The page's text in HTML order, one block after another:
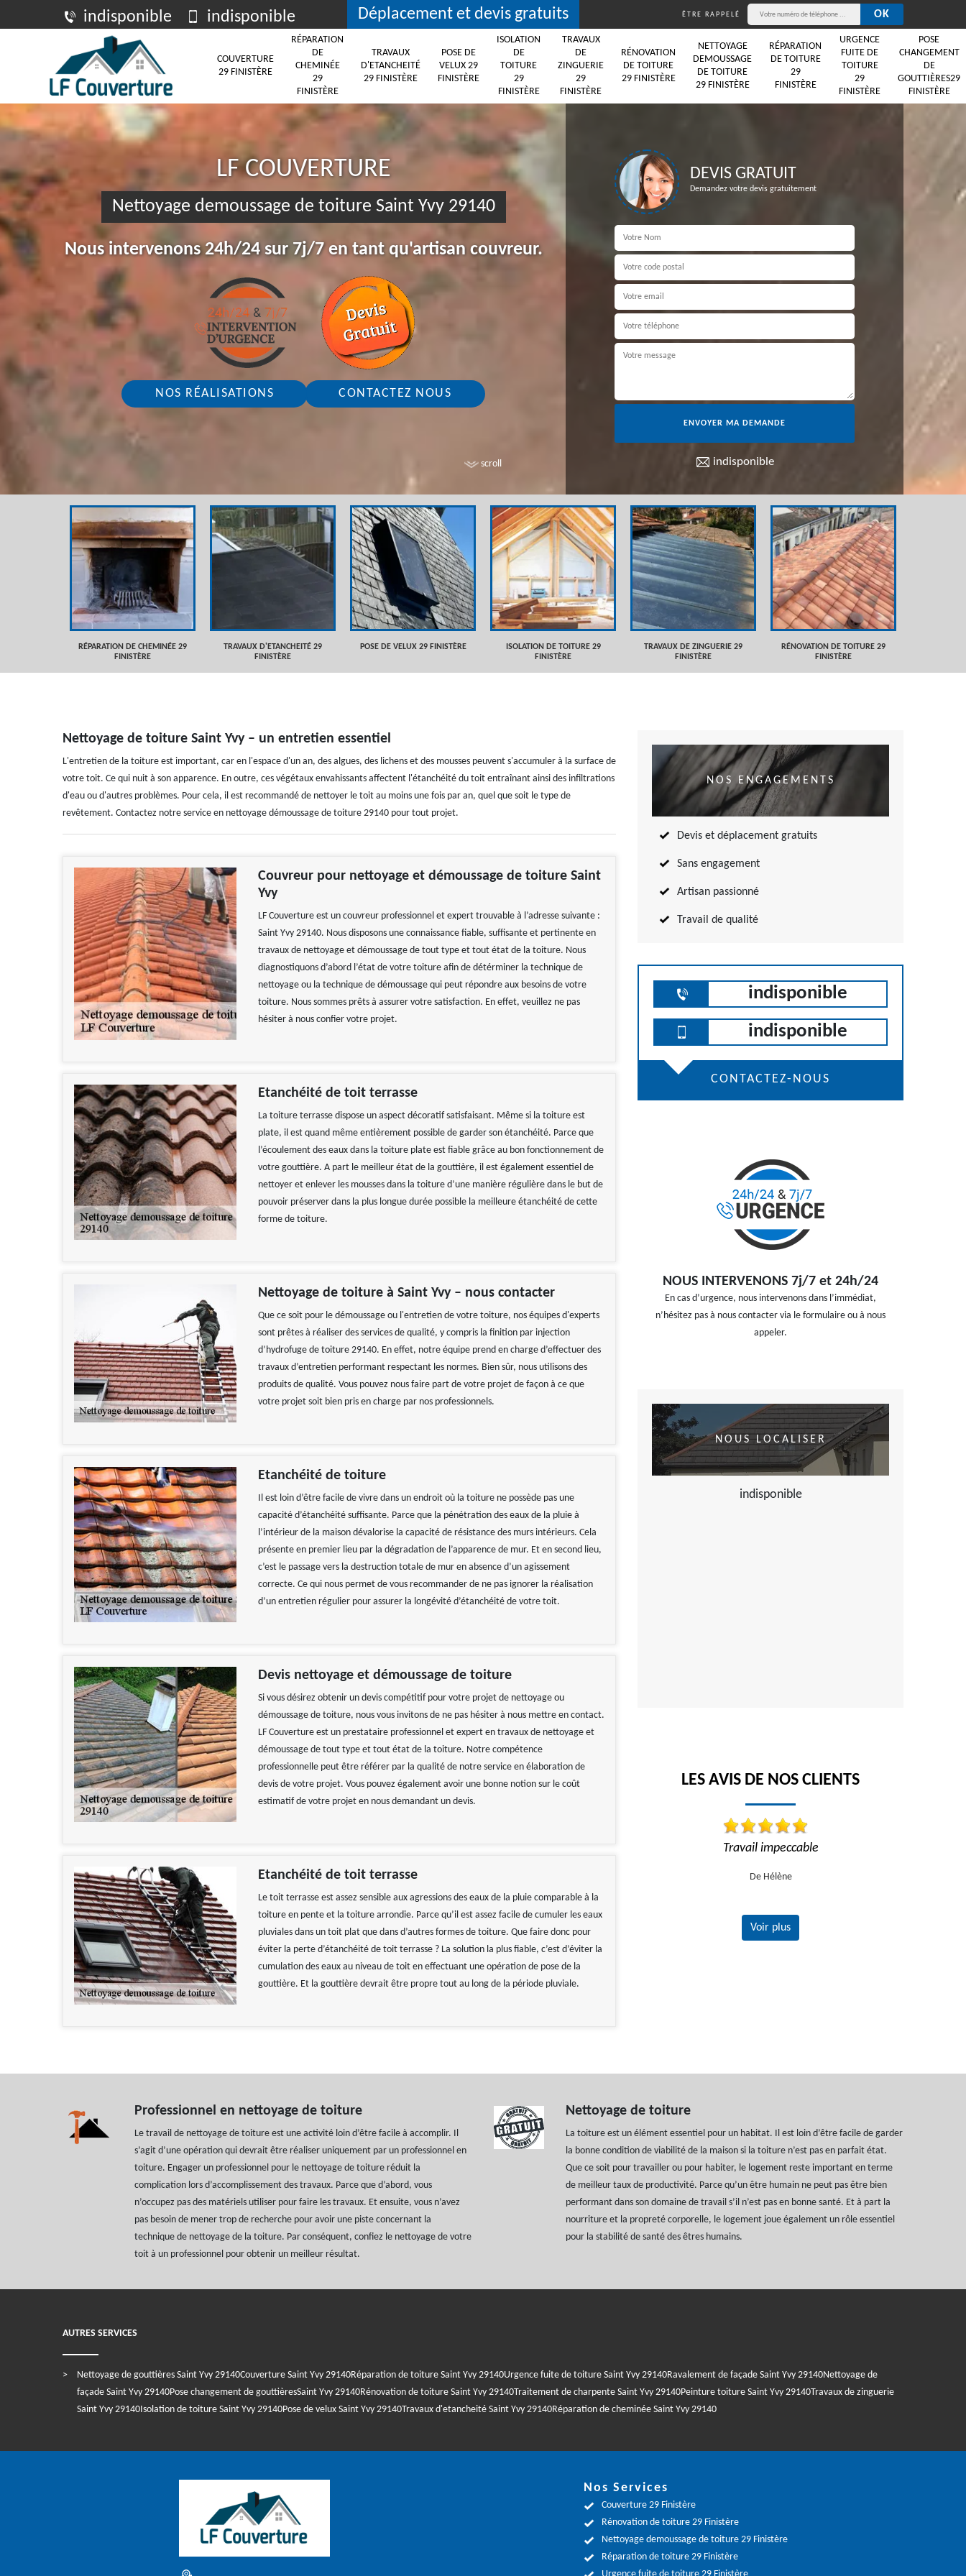
indisponible indisponible Déplacement et devis gratuits ÊTRE RAPPELÉ
COUVERTURE
29 FINISTÈRE
RÉPARATION
DE
CHEMINÉE
29
FINISTÈRE
TRAVAUX
D'ETANCHEITÉ
29 FINISTÈRE
POSE DE
VELUX 29
FINISTÈRE
ISOLATION
DE
TOITURE
29
FINISTÈRE
TRAVAUX
DE
ZINGUERIE
29
FINISTÈRE
RÉNOVATION
DE TOITURE
29 FINISTÈRE
NETTOYAGE
DEMOUSSAGE
DE TOITURE
29 FINISTÈRE
RÉPARATION
DE TOITURE
29
FINISTÈRE
URGENCE
FUITE DE
TOITURE
29
FINISTÈRE
POSE
CHANGEMENT
DE
GOUTTIÈRES29
FINISTÈRE
scroll
LF COUVERTURE
Nettoyage demoussage de toiture Saint Yvy 29140
Nous intervenons 24h/24 sur 7j/7 en tant qu'artisan couvreur.
NOS RÉALISATIONS CONTACTEZ NOUS
DEVIS GRATUIT
Demandez votre devis gratuitement
indisponible
RÉPARATION DE CHEMINÉE 29
FINISTÈRE
TRAVAUX D'ETANCHEITÉ 29
FINISTÈRE
POSE DE VELUX 29 FINISTÈRE
ISOLATION DE TOITURE 29
FINISTÈRE
TRAVAUX DE ZINGUERIE 29
FINISTÈRE
RÉNOVATION DE TOITURE 29
FINISTÈRE
Nettoyage de toiture Saint Yvy – un entretien essentiel
L'entretien de la toiture est important, car en l'espace d'un an, des algues, des lichens et des mousses peuvent s'accumuler à la surface de
votre toit. Ce qui nuit à son apparence. En outre, ces végétaux envahissants affectent l'étanchéité du toit entraînant ainsi des infiltrations
d'eau ou d'autres problèmes. Pour cela, il est recommandé de nettoyer le toit au moins une fois par an, quel que soit le type de
revêtement. Contactez notre service en nettoyage démoussage de toiture 29140 pour tout projet.
Couvreur pour nettoyage et démoussage de toiture Saint
Yvy
LF Couverture est un couvreur professionnel et expert trouvable à l’adresse suivante :
Saint Yvy 29140. Nous disposons une connaissance fiable, suffisante et pertinente en
travaux de nettoyage et démoussage de tout type et tout état de la toiture. Nous
diagnostiquons d’abord l’état de votre toiture afin de détérminer la technique de
nettoyage ou la technique de démoussage qui peut répondre aux besoins de votre
toiture. Nous sommes prêts à assurer votre satisfaction. En effet, veuillez ne pas
hésiter à nous confier votre projet.
Etanchéité de toit terrasse
La toiture terrasse dispose un aspect décoratif satisfaisant. Même si la toiture est
plate, il est quand même entièrement possible de garder son étanchéité. Parce que
l’écoulement des eaux dans la toiture plate est fiable grâce au bon fonctionnement de
votre gouttière. A part le meilleur état de la gouttière, il est également essentiel de
nettoyer et enlever les mousses dans la toiture d’une manière régulière dans le but de
pouvoir préserver dans la plus longue durée possible la meilleure étanchéité de cette
forme de toiture.
Nettoyage de toiture à Saint Yvy – nous contacter
Que ce soit pour le démoussage ou l'entretien de votre toiture, nos équipes d'experts
sont prêtes à réaliser des services de qualité, y compris la finition par injection
d’hydrofuge de toiture 29140. En effet, notre équipe prend en charge d’effectuer des
travaux d’entretien performant respectant les normes. Bien sûr, nous utilisons des
produits de qualité. Vous pouvez nous faire part de votre projet de façon à ce que
votre projet soit bien pris en charge par nos professionnels.
Etanchéité de toiture
Il est loin d’être facile de vivre dans un endroit où la toiture ne possède pas une
capacité d’étanchéité suffisante. Parce que la pénétration des eaux de la pluie à
l’intérieur de la maison dévalorise la capacité de résistance des murs intérieurs. Cela
présente en premier lieu par la dégradation de l’apparence de mur. Et en second lieu,
c’est le passage vers la destruction totale de mur en absence d’un agissement
correcte. Ce qui nous permet de vous recommander de ne pas ignorer la réalisation
d’un entretien régulier pour assurer la longévité d’étanchéité de votre toit.
Devis nettoyage et démoussage de toiture
Si vous désirez obtenir un devis compétitif pour votre projet de nettoyage ou
démoussage de toiture, nous vous invitons de ne pas hésiter à nous mettre en contact.
LF Couverture est un prestataire professionnel et expert en travaux de nettoyage et
démoussage de tout type et tout état de la toiture. Notre compétence
professionnelle peut être référer par la qualité de notre service en élaboration de
devis de votre projet. Vous pouvez également avoir une bonne notion sur le coût
estimatif de votre projet en nous demandant un devis.
Etanchéité de toit terrasse
Le toit terrasse est assez sensible aux agressions des eaux de la pluie comparable à la
toiture en pente et la toiture arrondie. Parce qu’il est assez facile de cumuler les eaux
pluviales dans un toit plat que dans d’autres formes de toiture. Que faire donc pour
éviter la perte d’étanchéité de toit terrasse ? La solution la plus fiable, c’est d’éviter la
cumulation des eaux au niveau de toit en effectuant une opération de pose de la
gouttière. Et la gouttière devrait être propre tout au long de la période pluviale.
NOS ENGAGEMENTS
Devis et déplacement gratuits
Sans engagement
Artisan passionné
Travail de qualité
indisponible
indisponible
CONTACTEZ-NOUS
NOUS INTERVENONS 7j/7 et 24h/24
En cas d’urgence, nous intervenons dans l’immédiat,
n’hésitez pas à nous contacter via le formulaire ou à nous
appeler.
NOUS LOCALISER
indisponible
LES AVIS DE NOS CLIENTS
recommande vivement
De Gerard
Travail impeccable
De Hélène
Voir plus
Professionnel en nettoyage de toiture
Le travail de nettoyage de toiture est une activité loin d’être facile à accomplir. Il
s’agit d’une opération qui devrait être réaliser uniquement par un professionnel en
toiture. Engager un professionnel pour le nettoyage de toiture réduit la
complication lors d’accomplissement des travaux. Parce que d’abord, vous
n’occupez pas des matériels utiliser pour faire les travaux. Et ensuite, vous n’avez
pas besoin de mener trop de recherche pour avoir une piste concernant la
technique de nettoyage de la toiture. Par conséquent, confiez le nettoyage de votre
toit à un professionnel pour obtenir un meilleur résultat.
Nettoyage de toiture
La toiture est un élément essentiel pour un habitat. Il est loin d’être facile de garder
la bonne condition de viabilité de la maison si la toiture n’est pas en parfait état.
Que ce soit pour travailler ou pour habiter, le logement reste important en terme
de meilleur taux de productivité. Parce qu’un être humain ne peut pas être bien
performant dans son domaine de travail s’il n’est pas en bonne santé. Et à part la
nourriture et la propreté corporelle, le logement joue également un rôle essentiel
pour la stabilité de santé des êtres humains.
AUTRES SERVICES
Nettoyage de gouttières Saint Yvy 29140Couverture Saint Yvy 29140Réparation de toiture Saint Yvy 29140Urgence fuite de toiture Saint Yvy 29140Ravalement de façade Saint Yvy 29140Nettoyage de
façade Saint Yvy 29140Pose changement de gouttièresSaint Yvy 29140Rénovation de toiture Saint Yvy 29140Traitement de charpente Saint Yvy 29140Peinture toiture Saint Yvy 29140Travaux de zinguerie
Saint Yvy 29140Isolation de toiture Saint Yvy 29140Pose de velux Saint Yvy 29140Travaux d'etancheité Saint Yvy 29140Réparation de cheminée Saint Yvy 29140
Nos Services
Couverture 29 Finistère
Rénovation de toiture 29 Finistère
Nettoyage demoussage de toiture 29 Finistère
Réparation de toiture 29 Finistère